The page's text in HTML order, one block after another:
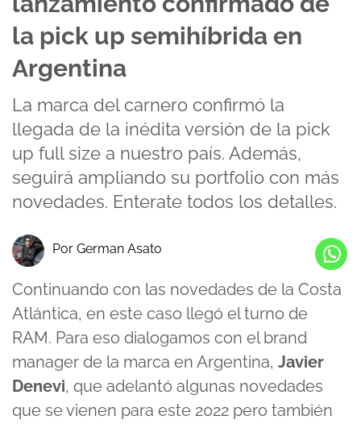
la pick up semihíbrida en
Argentina
La marca del carnero confirmó la
llegada de la inédita versión de la pick
up full size a nuestro país. Además,
seguirá ampliando su portfolio con más
novedades. Enterate todos los detalles.
Por German Asato
Continuando con las novedades de la Costa
Atlántica, en este caso llegó el turno de
RAM. Para eso dialogamos con el brand
manager de la marca en Argentina, Javier
Denevi, que adelantó algunas novedades
que se vienen para este 2022 pero también